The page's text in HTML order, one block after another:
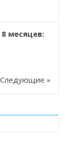
месяцев:
Следующие »